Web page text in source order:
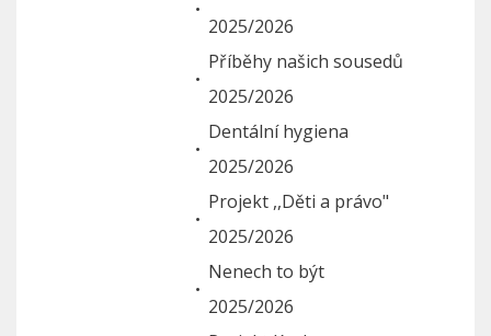
2025/2026
Příběhy našich sousedů
2025/2026
Dentální hygiena
2025/2026
Projekt ,,Děti a právo"
2025/2026
Nenech to být
2025/2026